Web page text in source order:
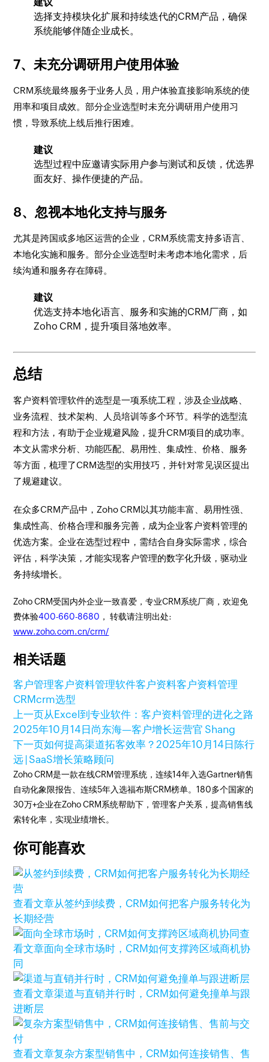
选择支持模块化扩展和持续迭代的CRM产品，确保
系统能够伴随企业成长。
7、未充分调研用户使用体验
CRM系统最终服务于业务人员，用户体验直接影响系统的使
用率和项目成效。部分企业选型时未充分调研用户使用习
惯，导致系统上线后推行困难。
建议
选型过程中应邀请实际用户参与测试和反馈，优选界
面友好、操作便捷的产品。
8、忽视本地化支持与服务
尤其是跨国或多地区运营的企业，CRM系统需支持多语言、
本地化实施和服务。部分企业选型时未考虑本地化需求，后
续沟通和服务存在障碍。
建议
优选支持本地化语言、服务和实施的CRM厂商，如
Zoho CRM，提升项目落地效率。
总结
客户资料管理软件的选型是一项系统工程，涉及企业战略、
业务流程、技术架构、人员培训等多个环节。科学的选型流
程和方法，有助于企业规避风险，提升CRM项目的成功率。
本文从需求分析、功能匹配、易用性、集成性、价格、服务
等方面，梳理了CRM选型的实用技巧，并针对常见误区提出
了规避建议。
在众多CRM产品中，Zoho CRM以其功能丰富、易用性强、
集成性高、价格合理和服务完善，成为企业客户资料管理的
优选方案。企业在选型过程中，需结合自身实际需求，综合
评估，科学决策，才能实现客户管理的数字化升级，驱动业
务持续增长。
Zoho CRM受国内外企业一致喜爱，专业CRM系统厂商，欢迎免
费体验400-660-8680 ， 转载请注明出处:
www.zoho.com.cn/crm/
相关话题
客户管理客户资料管理软件客户资料客户资料管理
CRMcrm选型
上一页从Excel到专业软件：客户资料管理的进化之路
2025年10月14日 尚东海—客户增长运营官 Shang
下一页如何提高渠道拓客效率？2025年10月14日 陈行
远 | SaaS增长策略顾问
Zoho CRM是一款在线CRM管理系统，连续14年入选Gartner销售
自动化象限报告、连续5年入选福布斯CRM榜单。180多个国家的
30万+企业在Zoho CRM系统帮助下，管理客户关系，提高销售线
索转化率，实现业绩增长。
你可能喜欢
查看文章从签约到续费，CRM如何把客户服务转化为
长期经营
查
看文章面向全球市场时，CRM如何支撑跨区域商机协
同
查看文章渠道与直销并行时，CRM如何避免撞单与跟
进断层
查看文章复杂方案型销售中，CRM如何连接销售、售